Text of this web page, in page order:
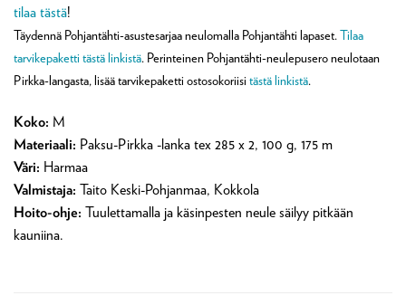
tilaa tästä!
Täydennä Pohjantähti-asustesarjaa neulomalla Pohjantähti lapaset. Tilaa
tarvikepaketti tästä linkistä. Perinteinen Pohjantähti-neulepusero neulotaan
Pirkka-langasta, lisää tarvikepaketti ostosokoriisi tästä linkistä.
Koko: M
Materiaali: Paksu-Pirkka -lanka tex 285 x 2, 100 g, 175 m
Väri: Harmaa
Valmistaja: Taito Keski-Pohjanmaa, Kokkola
Hoito-ohje: Tuulettamalla ja käsinpesten neule säilyy pitkään
kauniina.